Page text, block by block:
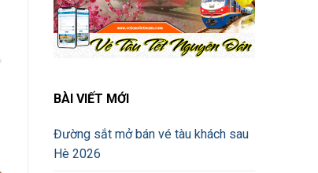
BÀI VIẾT MỚI
Đường sắt mở bán vé tàu khách sau
Hè 2026